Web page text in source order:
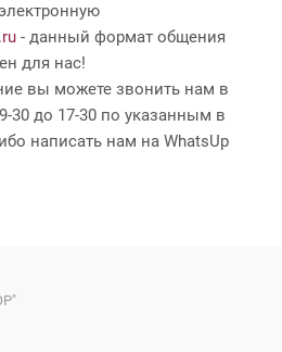
- данный формат общения
для нас!
вы можете звонить нам в
30 до 17-30 по указанным в
написать нам на WhatsUp